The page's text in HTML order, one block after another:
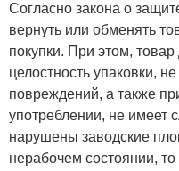
Согласно закона о
вернуть или обменять
покупки. При этом,
целостность упаковки,
повреждений, а также
употреблении, не имеет
нарушены заводские
нерабочем состоянии,